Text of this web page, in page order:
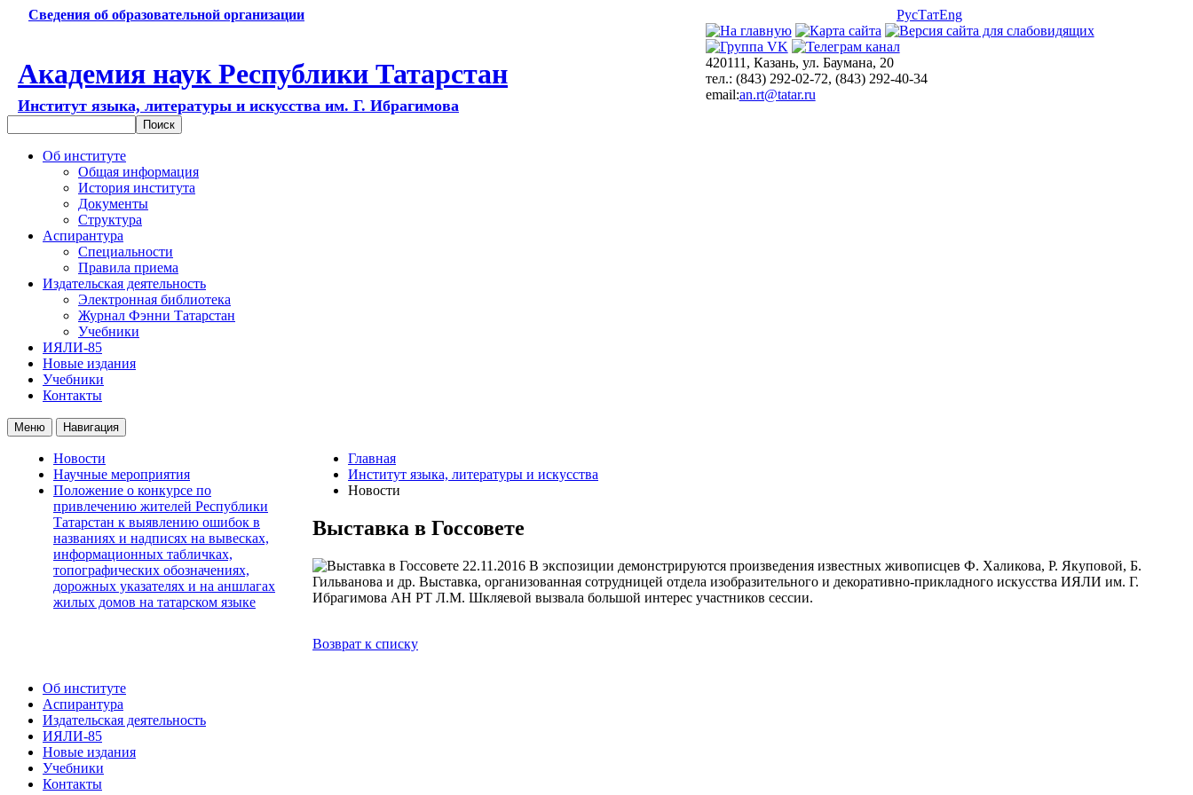
Сведения об образовательной организации РусТатEng
Академия наук Республики Татарстан
Институт языка, литературы и искусства им. Г. Ибрагимова
420111, Казань, ул. Баумана, 20
тел.: (843) 292-02-72, (843) 292-40-34
email:an.rt@tatar.ru
Об институте
Общая информация
История института
Документы
Структура
Аспирантура
Специальности
Правила приема
Издательская деятельность
Электронная библиотека
Журнал Фэнни Татарстан
Учебники
ИЯЛИ-85
Новые издания
Учебники
Контакты
Меню Навигация
Новости
Научные мероприятия
Положение о конкурсе по
привлечению жителей Республики
Татарстан к выявлению ошибок в
названиях и надписях на вывесках,
информационных табличках,
топографических обозначениях,
дорожных указателях и на аншлагах
жилых домов на татарском языке
Главная
Институт языка, литературы и искусства
Новости
Выставка в Госсовете
22.11.2016 В экспозиции демонстрируются произведения известных живописцев Ф. Халикова, Р. Якуповой, Б.
Гильванова и др. Выставка, организованная сотрудницей отдела изобразительного и декоративно-прикладного искусства ИЯЛИ им. Г.
Ибрагимова АН РТ Л.М. Шкляевой вызвала большой интерес участников сессии.
Возврат к списку
Об институте
Аспирантура
Издательская деятельность
ИЯЛИ-85
Новые издания
Учебники
Контакты